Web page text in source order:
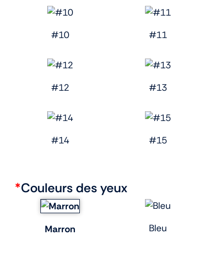
#10 #11
#12 #13
#14 #15
*Couleurs des yeux
Marron Bleu